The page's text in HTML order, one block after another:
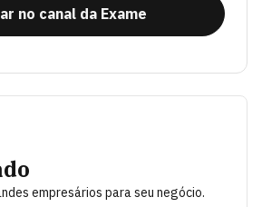
no canal da Exame
empresários para seu negócio.